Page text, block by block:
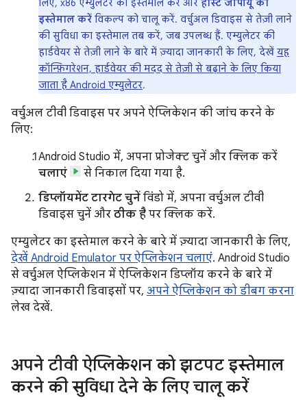
लिए, x86 एम्युलेटर का इस्तेमाल करें और होस्ट जीपीयू का
इस्तेमाल करें विकल्प को चालू करें. वर्चुअल डिवाइस से तेज़ी लाने
की सुविधा का इस्तेमाल तब करें, जब उपलब्ध हैं. एम्युलेटर की
हार्डवेयर से तेज़ी लाने के बारे में ज़्यादा जानकारी के लिए, देखें यह
कॉन्फ़िगरेशन, हार्डवेयर की मदद से तेज़ी से बढ़ाने के लिए किया
जाता है Android एम्युलेटर.
वर्चुअल टीवी डिवाइस पर अपने ऐप्लिकेशन की जांच करने के
लिए:
Android Studio में, अपना प्रोजेक्ट चुनें और क्लिक करें
चलाएं
से निकाल दिया गया है.
डिप्लॉयमेंट टारगेट चुनें विंडो में, अपना वर्चुअल टीवी
डिवाइस चुनें और ठीक है पर क्लिक करें.
एम्युलेटर का इस्तेमाल करने के बारे में ज़्यादा जानकारी के लिए,
देखें Android Emulator पर ऐप्लिकेशन चलाएं. Android Studio
से वर्चुअल ऐप्लिकेशन में ऐप्लिकेशन डिप्लॉय करने के बारे में
ज़्यादा जानकारी डिवाइसों पर, अपने ऐप्लिकेशन को डीबग करना
लेख देखें.
अपने टीवी ऐप्लिकेशन को झटपट इस्तेमाल
करने की सुविधा देने के लिए चालू करें